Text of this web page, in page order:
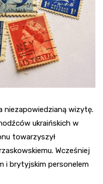
niezapowiedzianą wizytę.
ukraińskich w
towarzyszył
Wcześniej
i brytyjskim personelem